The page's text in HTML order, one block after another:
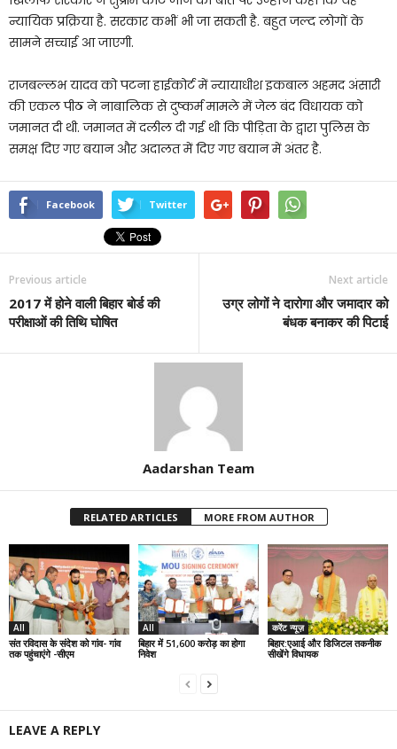
न्यायिक प्रक्रिया है. सरकार कभीं भी जा सकती है. बहुत जल्द लोगों के
सामने सच्चाई आ जाएगी.
राजबल्लभ यादव को पटना हाईकोर्ट में न्यायाधीश इकबाल अहमद अंसारी
की एकल पीठ ने नाबालिक से दुष्कर्म मामले में जेल बंद विधायक को
जमानत दी थी. जमानत में दलील दी गई थी कि पीड़िता के द्वारा पुलिस के
समक्ष दिए गए बयान और अदालत में दिए गए बयान में अंतर है.
Facebook Twitter
Previous article
2017 में होने वाली बिहार बोर्ड की
परीक्षाओं की तिथि घोषित
Next article
उग्र लोगों ने दारोगा और जमादार को
बंधक बनाकर की पिटाई
Aadarshan Team
RELATED ARTICLES MORE FROM AUTHOR
All
संत रविदास के संदेश को गांव- गांव
तक पहुंचाएंगे -सीएम
All
बिहार में 51,600 करोड़ का होगा
निवेश
करेंट न्यूज़
बिहार:एआई और डिजिटल तकनीक
सीखेंगे विधायक
LEAVE A REPLY